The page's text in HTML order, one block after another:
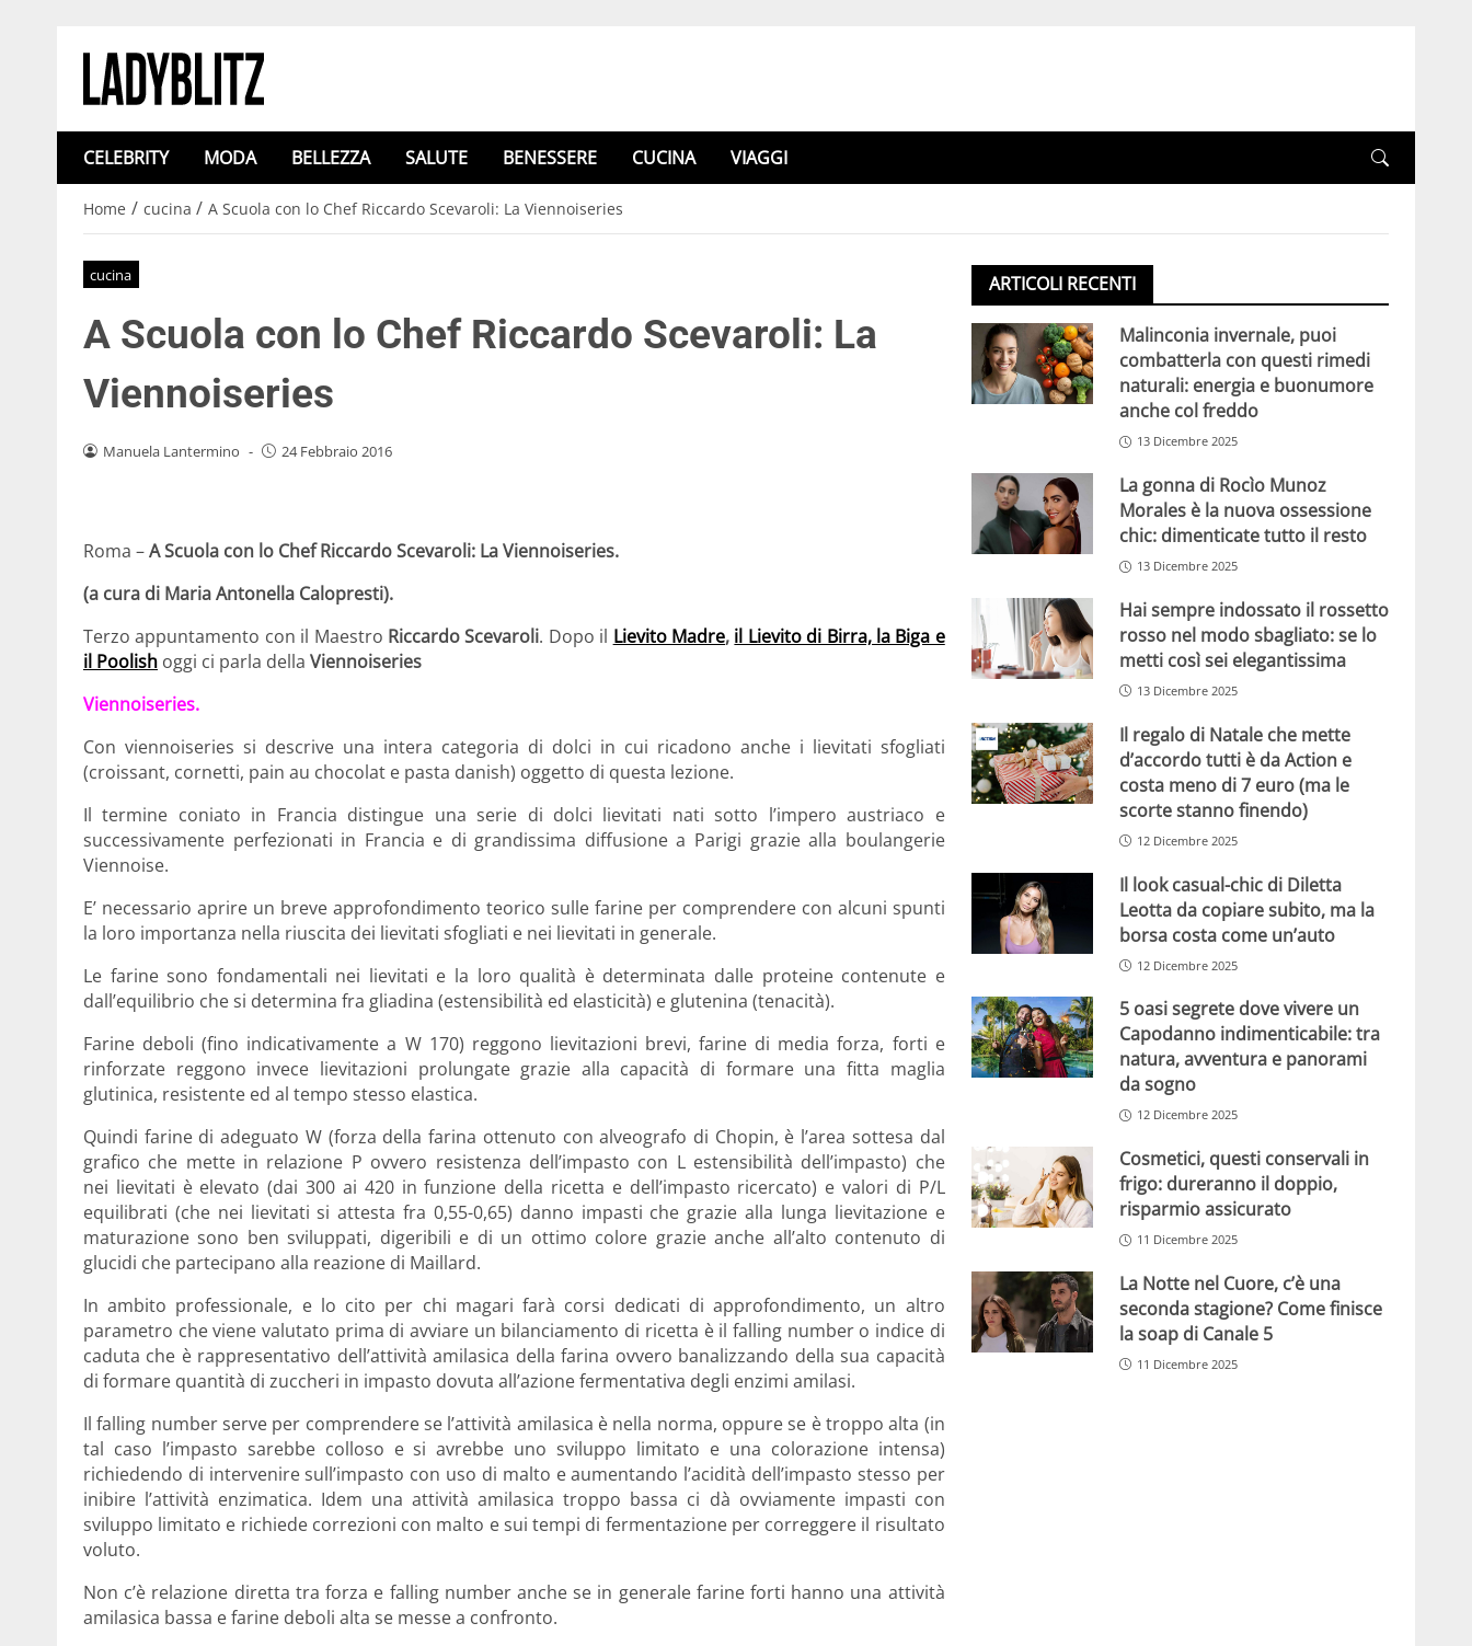
CELEBRITY MODA BELLEZZA SALUTE BENESSERE CUCINA VIAGGI
Home / cucina / A Scuola con lo Chef Riccardo Scevaroli: La Viennoiseries
cucina
A Scuola con lo Chef Riccardo Scevaroli: La
Viennoiseries
Manuela Lantermino - 24 Febbraio 2016
Roma –A Scuola con lo Chef Riccardo Scevaroli: La Viennoiseries.
(a cura di Maria Antonella Calopresti).
Terzo appuntamento con il Maestro Riccardo Scevaroli. Dopo il Lievito Madre, il Lievito di Birra, la Biga e
il Poolish oggi ci parla della Viennoiseries
Viennoiseries.
Con viennoiseries si descrive una intera categoria di dolci in cui ricadono anche i lievitati sfogliati
(croissant, cornetti, pain au chocolat e pasta danish) oggetto di questa lezione.
Il termine coniato in Francia distingue una serie di dolci lievitati nati sotto l’impero austriaco e
successivamente perfezionati in Francia e di grandissima diffusione a Parigi grazie alla boulangerie
Viennoise.
E’ necessario aprire un breve approfondimento teorico sulle farine per comprendere con alcuni spunti
la loro importanza nella riuscita dei lievitati sfogliati e nei lievitati in generale.
Le farine sono fondamentali nei lievitati e la loro qualità è determinata dalle proteine contenute e
dall’equilibrio che si determina fra gliadina (estensibilità ed elasticità) e glutenina (tenacità).
Farine deboli (fino indicativamente a W 170) reggono lievitazioni brevi, farine di media forza, forti e
rinforzate reggono invece lievitazioni prolungate grazie alla capacità di formare una fitta maglia
glutinica, resistente ed al tempo stesso elastica.
Quindi farine di adeguato W (forza della farina ottenuto con alveografo di Chopin, è l’area sottesa dal
grafico che mette in relazione P ovvero resistenza dell’impasto con L estensibilità dell’impasto) che
nei lievitati è elevato (dai 300 ai 420 in funzione della ricetta e dell’impasto ricercato) e valori di P/L
equilibrati (che nei lievitati si attesta fra 0,55-0,65) danno impasti che grazie alla lunga lievitazione e
maturazione sono ben sviluppati, digeribili e di un ottimo colore grazie anche all’alto contenuto di
glucidi che partecipano alla reazione di Maillard.
In ambito professionale, e lo cito per chi magari farà corsi dedicati di approfondimento, un altro
parametro che viene valutato prima di avviare un bilanciamento di ricetta è il falling number o indice di
caduta che è rappresentativo dell’attività amilasica della farina ovvero banalizzando della sua capacità
di formare quantità di zuccheri in impasto dovuta all’azione fermentativa degli enzimi amilasi.
Il falling number serve per comprendere se l’attività amilasica è nella norma, oppure se è troppo alta (in
tal caso l’impasto sarebbe colloso e si avrebbe uno sviluppo limitato e una colorazione intensa)
richiedendo di intervenire sull’impasto con uso di malto e aumentando l’acidità dell’impasto stesso per
inibire l’attività enzimatica. Idem una attività amilasica troppo bassa ci dà ovviamente impasti con
sviluppo limitato e richiede correzioni con malto e sui tempi di fermentazione per correggere il risultato
voluto.
Non c’è relazione diretta tra forza e falling number anche se in generale farine forti hanno una attività
amilasica bassa e farine deboli alta se messe a confronto.
ARTICOLI RECENTI
Malinconia invernale, puoi
combatterla con questi rimedi
naturali: energia e buonumore
anche col freddo
13 Dicembre 2025
La gonna di Rocìo Munoz
Morales è la nuova ossessione
chic: dimenticate tutto il resto
13 Dicembre 2025
Hai sempre indossato il rossetto
rosso nel modo sbagliato: se lo
metti così sei elegantissima
13 Dicembre 2025
Il regalo di Natale che mette
d’accordo tutti è da Action e
costa meno di 7 euro (ma le
scorte stanno finendo)
12 Dicembre 2025
Il look casual-chic di Diletta
Leotta da copiare subito, ma la
borsa costa come un’auto
12 Dicembre 2025
5 oasi segrete dove vivere un
Capodanno indimenticabile: tra
natura, avventura e panorami
da sogno
12 Dicembre 2025
Cosmetici, questi conservali in
frigo: dureranno il doppio,
risparmio assicurato
11 Dicembre 2025
La Notte nel Cuore, c’è una
seconda stagione? Come finisce
la soap di Canale 5
11 Dicembre 2025